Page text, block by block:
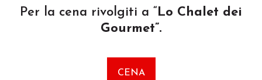
Per la cena rivolgiti a “Lo Chalet dei
Gourmet”.
CENA